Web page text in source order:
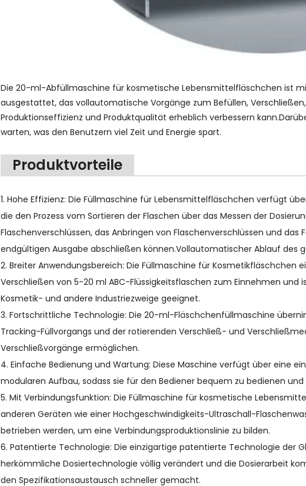
Die 20-ml-Abfüllmaschine für kosmetische Lebensmittelfläschchen ist
ausgestattet, das vollautomatische Vorgänge zum Befüllen,
Produktionseffizienz und Produktqualität erheblich verbessern
warten, was den Benutzern viel Zeit und Energie spart.
Produktvorteile
1. Hohe Effizienz: Die Füllmaschine für Lebensmittelfläschchen verfügt
die den Prozess vom Sortieren der Flaschen über das Messen der
Flaschenverschlüssen, das Anbringen von Flaschenverschlüssen und das
endgültigen Ausgabe abschließen können.Vollautomatischer Ablauf des
2. Breiter Anwendungsbereich: Die Füllmaschine für Kosmetikfläschchen
Verschließen von 5-20 ml ABC-Flüssigkeitsflaschen zum Einnehmen
Kosmetik- und andere Industriezweige geeignet.
3. Fortschrittliche Technologie: Die 20-ml-Fläschchenfüllmaschine
Tracking-Füllvorgangs und der rotierenden Verschließ- und
Verschließvorgänge ermöglichen.
4. Einfache Bedienung und Wartung: Diese Maschine verfügt über eine
modularen Aufbau, sodass sie für den Bediener bequem zu bedienen und
5. Mit Verbindungsfunktion: Die Füllmaschine für kosmetische
anderen Geräten wie einer Hochgeschwindigkeits-Ultraschall-
betrieben werden, um eine Verbindungsproduktionslinie zu bilden.
6. Patentierte Technologie: Die einzigartige patentierte Technologie der
herkömmliche Dosiertechnologie völlig verändert und die Dosierarbeit
den Spezifikationsaustausch schneller gemacht.